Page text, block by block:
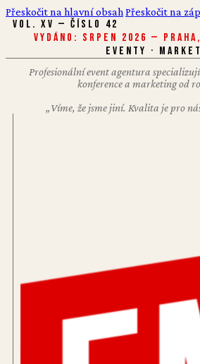
Přeskočit na hlavní obsah Přeskočit na
VOL. XV — ČÍSLO 42
Vydáno: Srpen 2026 —
EVENTY ·
Profesionální event agentura
konference a marketing od
„Víme, že jsme jiní. Kvalita je pro